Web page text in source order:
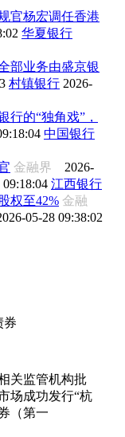
官杨宏调任香港
华夏银行
部业务由盛京银
村镇银行 2026-
行的“独角戏”，
中国银行
金融界 2026-
09:18:04 江西银行
权至42% 金融
05-28 09:38:02
券
关监管机构批
场成功发行“杭
（第一